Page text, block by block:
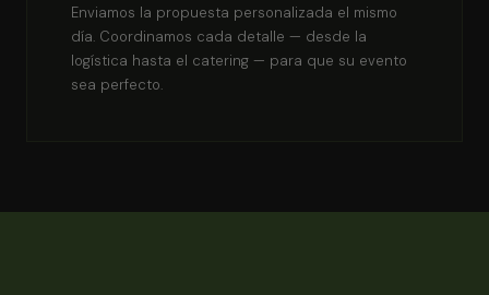
Enviamos la propuesta personalizada el mismo
día. Coordinamos cada detalle — desde la
logística hasta el catering — para que su evento
sea perfecto.